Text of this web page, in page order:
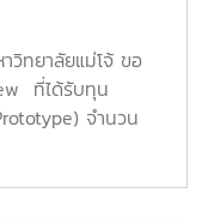
วิทยาลัยแม่โจ้ ขอ
ที่ได้รับทุน
จำนวน
นที่ 11 พฤษภาคม